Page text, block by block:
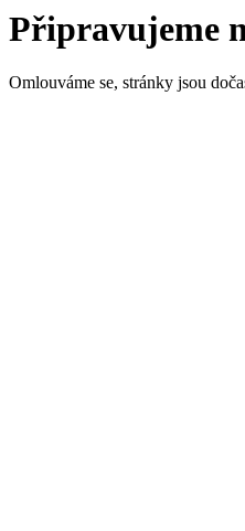
Připravujeme
Omlouváme se, stránky jsou